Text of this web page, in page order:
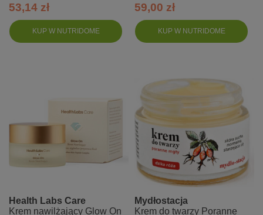
KUP W NUTRIDOME
53,14 zł
KUP W NUTRIDOME
59,00 zł
Health Labs Care
Krem nawilżający Glow On
Mydłostacja
Krem do twarzy Poranne